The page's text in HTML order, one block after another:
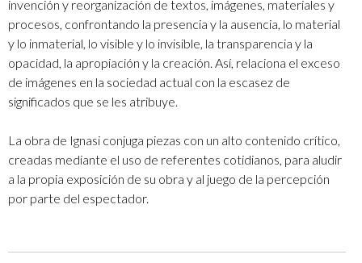
invención y reorganización de textos, imágenes, materiales y
procesos, confrontando la presencia y la ausencia, lo material
y lo inmaterial, lo visible y lo invisible, la transparencia y la
opacidad, la apropiación y la creación. Así, relaciona el exceso
de imágenes en la sociedad actual con la escasez de
significados que se les atribuye.
La obra de Ignasi conjuga piezas con un alto contenido crítico,
creadas mediante el uso de referentes cotidianos, para aludir
a la propia exposición de su obra y al juego de la percepción
por parte del espectador.